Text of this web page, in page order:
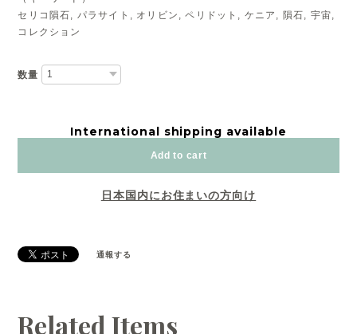
セリコ隕石, パラサイト, オリビン, ペリドット, ケニア, 隕石, 宇宙,
コレクション
数量
International shipping available
Add to cart
日本国内にお住まいの方向け
通報する
Related Items